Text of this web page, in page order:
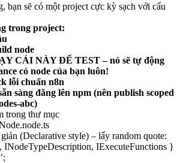
bạn sẽ có một project cực kỳ sạch với cấu
trong project:
node
CÁI NÀY ĐỂ TEST – nó sẽ tự động
có node của bạn luôn!
lỗi chuẩn n8n
sàng đăng lên npm (nên publish scoped
abc)
trong thư mục
(Declarative style) – lấy random quote:
IExecuteFunctions }